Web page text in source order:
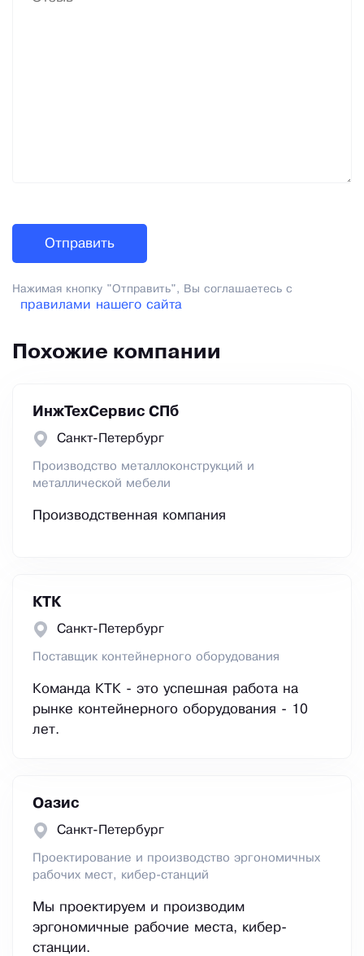
Нажимая кнопку "Отправить", Вы соглашаетесь с
правилами нашего сайта
Похожие компании
ИнжТехСервис СПб
Санкт-Петербург
Производство металлоконструкций и
металлической мебели
Производственная компания
КТК
Санкт-Петербург
Поставщик контейнерного оборудования
Команда КТК - это успешная работа на
рынке контейнерного оборудования - 10
лет.
Оазис
Санкт-Петербург
Проектирование и производство эргономичных
рабочих мест, кибер-станций
Мы проектируем и производим
эргономичные рабочие места, кибер-
станции.